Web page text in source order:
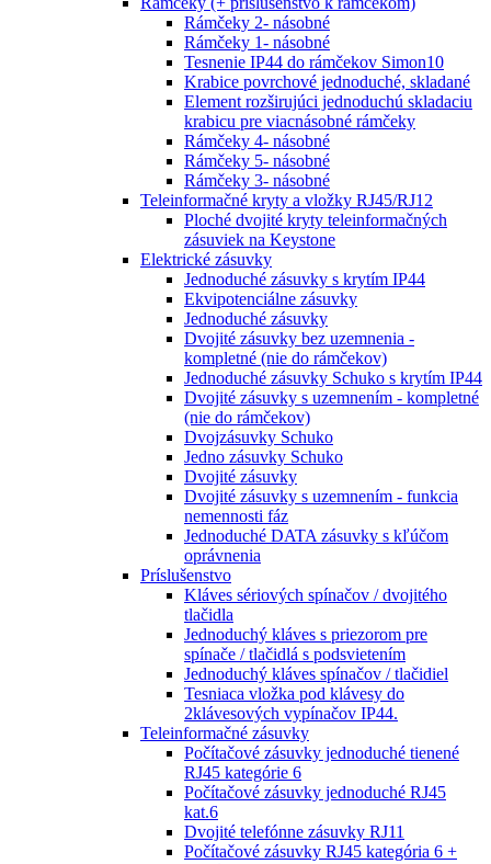
Rámčeky 2- násobné
Rámčeky 1- násobné
Tesnenie IP44 do rámčekov Simon10
Krabice povrchové jednoduché, skladané
Element rozširujúci jednoduchú skladaciu
krabicu pre viacnásobné rámčeky
Rámčeky 4- násobné
Rámčeky 5- násobné
Rámčeky 3- násobné
Teleinformačné kryty a vložky RJ45/RJ12
Ploché dvojité kryty teleinformačných
zásuviek na Keystone
Elektrické zásuvky
Jednoduché zásuvky s krytím IP44
Ekvipotenciálne zásuvky
Jednoduché zásuvky
Dvojité zásuvky bez uzemnenia -
kompletné (nie do rámčekov)
Jednoduché zásuvky Schuko s krytím IP44
Dvojité zásuvky s uzemnením - kompletné
(nie do rámčekov)
Dvojzásuvky Schuko
Jedno zásuvky Schuko
Dvojité zásuvky
Dvojité zásuvky s uzemnením - funkcia
nemennosti fáz
Jednoduché DATA zásuvky s kľúčom
oprávnenia
Príslušenstvo
Kláves sériových spínačov / dvojitého
tlačidla
Jednoduchý kláves s priezorom pre
spínače / tlačidlá s podsvietením
Jednoduchý kláves spínačov / tlačidiel
Tesniaca vložka pod klávesy do
2klávesových vypínačov IP44.
Teleinformačné zásuvky
Počítačové zásuvky jednoduché tienené
RJ45 kategórie 6
Počítačové zásuvky jednoduché RJ45
kat.6
Dvojité telefónne zásuvky RJ11
Počítačové zásuvky RJ45 kategória 6 +